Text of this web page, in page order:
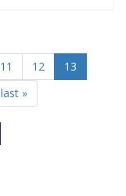
11 12
13
last »